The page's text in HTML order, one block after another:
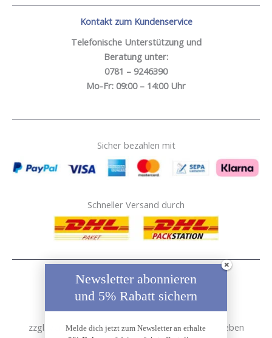
Kontakt zum Kundenservice
Telefonische Unterstützung und
Beratung unter:
0781 – 9246390
Mo-Fr: 09:00 – 14:00 Uhr
Sicher bezahlen mit
Schneller Versand durch
* Alle Preise inkl. gesetzl. Mehrwertsteuer
zzgl.
Versandkosten, sofern nicht anders beschrieben
Newsletter abonnieren
und 5% Rabatt sichern
Melde dich jetzt zum Newsletter an erhalte